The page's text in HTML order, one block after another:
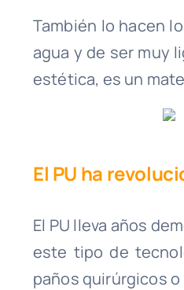
También lo hacen
agua y de ser muy
estética, es un
El PU ha
El PU lleva años
este tipo de
paños quirúrgicos